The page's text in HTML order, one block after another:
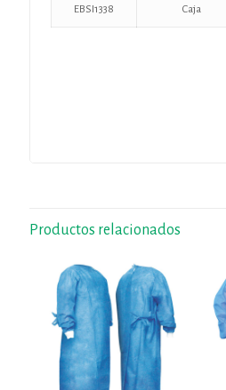
EBSI1338 Caja
Productos relacionados